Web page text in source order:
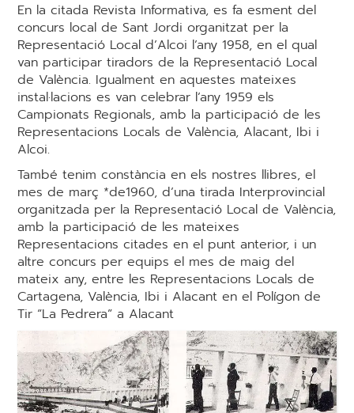
En la citada Revista Informativa, es fa esment del
concurs local de Sant Jordi organitzat per la
Representació Local d’Alcoi l’any 1958, en el qual
van participar tiradors de la Representació Local
de València. Igualment en aquestes mateixes
instal·lacions es van celebrar l’any 1959 els
Campionats Regionals, amb la participació de les
Representacions Locals de València, Alacant, Ibi i
Alcoi.
També tenim constància en els nostres llibres, el
mes de març *de1960, d’una tirada Interprovincial
organitzada per la Representació Local de València,
amb la participació de les mateixes
Representacions citades en el punt anterior, i un
altre concurs per equips el mes de maig del
mateix any, entre les Representacions Locals de
Cartagena, València, Ibi i Alacant en el Polígon de
Tir “La Pedrera” a Alacant